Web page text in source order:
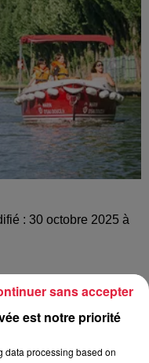
: 30 octobre 2025 à
est notre priorité
data processing based on
sans accepter